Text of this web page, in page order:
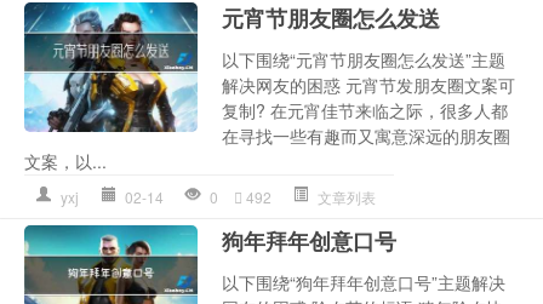
元宵节朋友圈怎么发送
以下围绕“元宵节朋友圈怎么发送”主题
解决网友的困惑 元宵节发朋友圈文案可
复制? 在元宵佳节来临之际，很多人都
在寻找一些有趣而又寓意深远的朋友圈
文案，以...
yxj 02-14 0 492 文章列表
狗年拜年创意口号
以下围绕“狗年拜年创意口号”主题解决